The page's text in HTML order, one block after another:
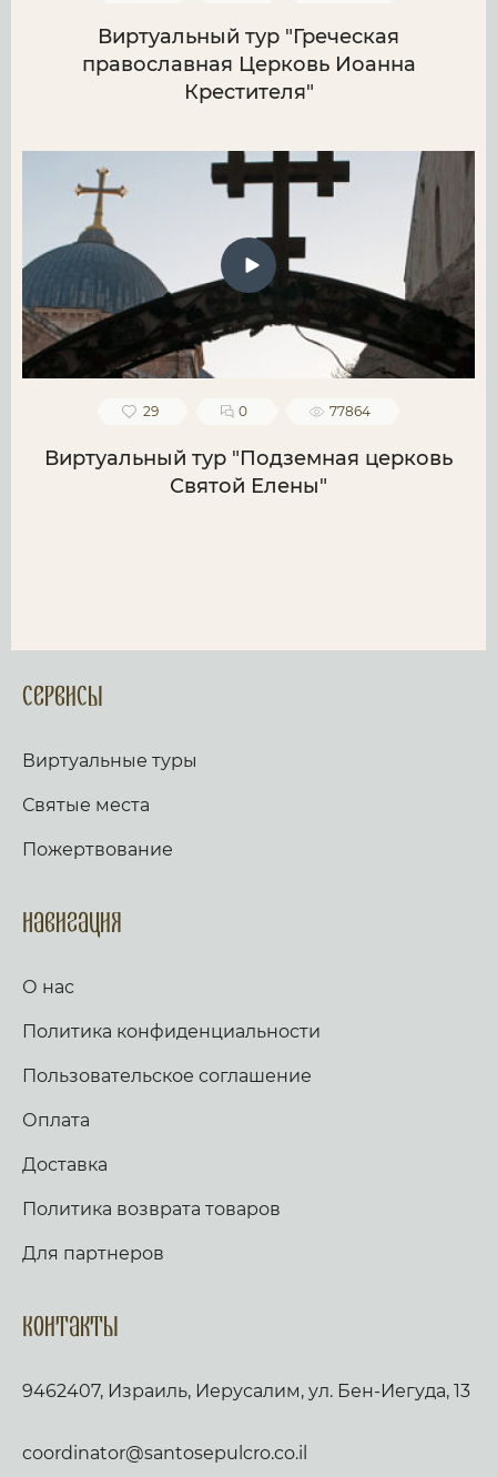
Виртуальный тур "Греческая
православная Церковь Иоанна
Крестителя"
29 0 77864
Виртуальный тур "Подземная церковь
Святой Елены"
Сервисы
Виртуальные туры
Святые места
Пожертвование
Навигация
О нас
Политика конфиденциальности
Пользовательское соглашение
Оплата
Доставка
Политика возврата товаров
Для партнеров
Контакты
9462407, Израиль, Иерусалим, ул. Бен-Иегуда, 13
coordinator@santosepulcro.co.il